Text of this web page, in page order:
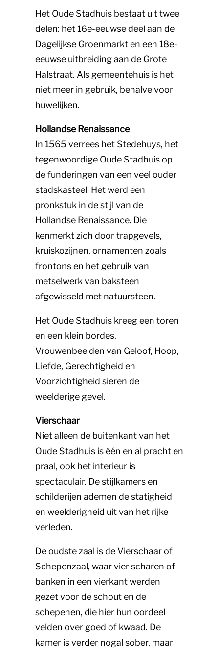
Het Oude Stadhuis bestaat uit twee
delen: het 16e-eeuwse deel aan de
Dagelijkse Groenmarkt en een 18e-
eeuwse uitbreiding aan de Grote
Halstraat. Als gemeentehuis is het
niet meer in gebruik, behalve voor
huwelijken.
Hollandse Renaissance
In 1565 verrees het Stedehuys, het
tegenwoordige Oude Stadhuis op
de funderingen van een veel ouder
stadskasteel. Het werd een
pronkstuk in de stijl van de
Hollandse Renaissance. Die
kenmerkt zich door trapgevels,
kruiskozijnen, ornamenten zoals
frontons en het gebruik van
metselwerk van baksteen
afgewisseld met natuursteen.
Het Oude Stadhuis kreeg een toren
en een klein bordes.
Vrouwenbeelden van Geloof, Hoop,
Liefde, Gerechtigheid en
Voorzichtigheid sieren de
weelderige gevel.
Vierschaar
Niet alleen de buitenkant van het
Oude Stadhuis is één en al pracht en
praal, ook het interieur is
spectaculair. De stijlkamers en
schilderijen ademen de statigheid
en weelderigheid uit van het rijke
verleden.
De oudste zaal is de Vierschaar of
Schepenzaal, waar vier scharen of
banken in een vierkant werden
gezet voor de schout en de
schepenen, die hier hun oordeel
velden over goed of kwaad. De
kamer is verder nogal sober, maar